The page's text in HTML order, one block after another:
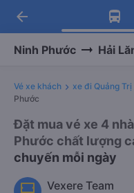
Tải app
Nhận ưu
Tải app
-30k/ghế
arrow_back
Ninh Phước Hải
Vé xe khách xe đi Quảng
Phước
Đặt mua vé xe 4
Phước chất lượng
chuyến mỗi ngày
Vexere Team